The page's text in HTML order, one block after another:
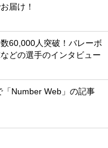
届け！
60,000人突破！バレーボ
どの選手のインタビュー
「Number Web」の記事